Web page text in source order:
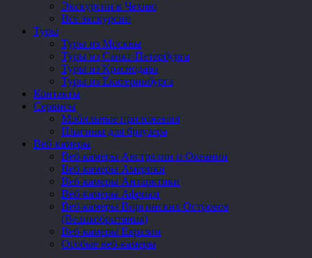
Экскурсии в Чехию
Все экскурсии
Туры
Туры из Москвы
Туры из Санкт-Петербурга
Туры из Краснодара
Туры из Екатеринбурга
Контакты
Сервисы
Мобильные приложения
Плагины для браузера
Веб-камеры
Веб-камеры Австралии и Океании
Веб-камеры Америки
Веб-камеры Антарктики
Веб-камеры Африки
Веб-камеры Виргинских Островов
(Великобритания)
Веб-камеры Евразии
Особые веб-камеры